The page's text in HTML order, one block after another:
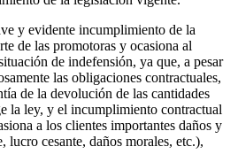
y evidente incumplimiento de la
de las promotoras y ocasiona al
de indefensión, ya que, a pesar
las obligaciones contractuales,
de la devolución de las cantidades
la ley, y el incumplimiento contractual
a los clientes importantes daños y
lucro cesante, daños morales, etc.),